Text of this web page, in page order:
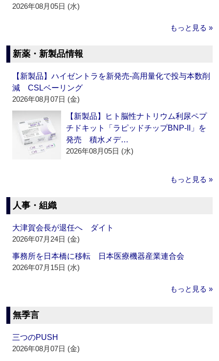
2026年08月05日 (水)
もっと見る »
新薬・新製品情報
【新製品】ハイゼントラを新発売‐高用量化で投与本数削
減 CSLベーリング
2026年08月07日 (金)
【新製品】ヒト脳性ナトリウム利尿ペプ
チドキット「ラピッドチップBNP-II」を
発売 積水メデ…
2026年08月05日 (水)
もっと見る »
人事・組織
大津賀会長が退任へ ダイト
2026年07月24日 (金)
事務所を日本橋に移転 日本医療機器産業連合会
2026年07月15日 (水)
もっと見る »
無季言
三つのPUSH
2026年08月07日 (金)